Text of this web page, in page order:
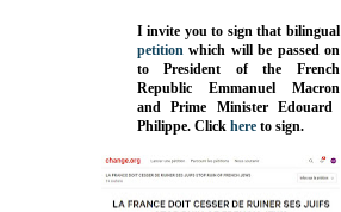
I invite you to sign that bilingual
petition which will be passed on
to President of the French
Republic Emmanuel Macron
and Prime MinisterEdouard
Philippe. Click here to sign.